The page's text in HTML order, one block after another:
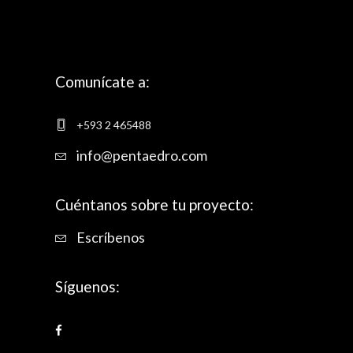
+593 2 465488
Cuéntanos sobre tu proyecto:
Síguenos: